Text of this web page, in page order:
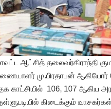
ஆட்சித் தலைவர்கிராந்தி
மு.பிரதாபன் ஆகியோர்
காட்சியில் 106, 107 ஆகிய
கிடைக்கும்